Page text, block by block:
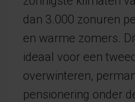
dan 3.000 zonuren
en warme zomers.
ideaal voor een
overwinteren,
pensionering onder